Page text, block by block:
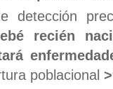
detección
recién
poblacional